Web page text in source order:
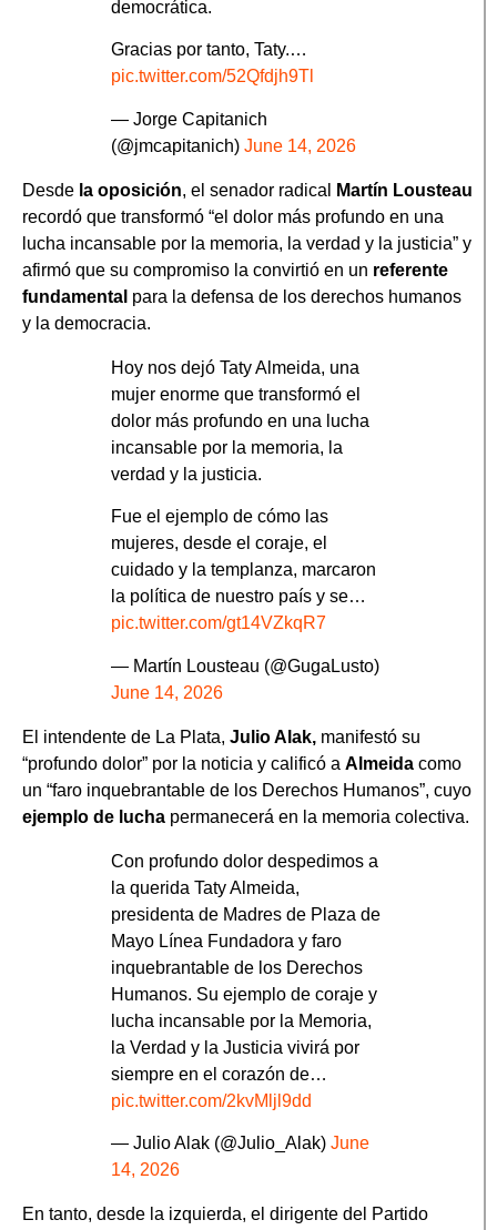
democrática.
Gracias por tanto, Taty.…
pic.twitter.com/52Qfdjh9Tl
— Jorge Capitanich
(@jmcapitanich) June 14, 2026
Desde la oposición, el senador radical
Martín Lousteau
recordó que transformó “el dolor más profundo en una
lucha incansable por la memoria, la verdad y la justicia” y
afirmó que su compromiso la convirtió en un referente
fundamental para la defensa de los derechos humanos
y la democracia.
Hoy nos dejó Taty Almeida, una
mujer enorme que transformó el
dolor más profundo en una lucha
incansable por la memoria, la
verdad y la justicia.
Fue el ejemplo de cómo las
mujeres, desde el coraje, el
cuidado y la templanza, marcaron
la política de nuestro país y se…
pic.twitter.com/gt14VZkqR7
— Martín Lousteau (@GugaLusto)
June 14, 2026
El intendente de La Plata, Julio Alak, manifestó su
“profundo dolor” por la noticia y calificó a Almeida como
un “faro inquebrantable de los Derechos Humanos”, cuyo
ejemplo de lucha permanecerá en la memoria colectiva.
Con profundo dolor despedimos a
la querida Taty Almeida,
presidenta de Madres de Plaza de
Mayo Línea Fundadora y faro
inquebrantable de los Derechos
Humanos. Su ejemplo de coraje y
lucha incansable por la Memoria,
la Verdad y la Justicia vivirá por
siempre en el corazón de…
pic.twitter.com/2kvMljl9dd
— Julio Alak (@Julio_Alak) June
14, 2026
En tanto, desde la izquierda, el dirigente del Partido